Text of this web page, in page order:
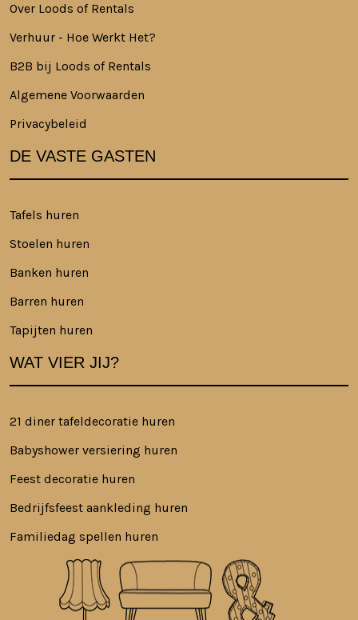
Over Loods of Rentals
Verhuur - Hoe Werkt Het?
B2B bij Loods of Rentals
Algemene Voorwaarden
Privacybeleid
DE VASTE GASTEN
Tafels huren
Stoelen huren
Banken huren
Barren huren
Tapijten huren
WAT VIER JIJ?
21 diner tafeldecoratie huren
Babyshower versiering huren
Feest decoratie huren
Bedrijfsfeest aankleding huren
Familiedag spellen huren